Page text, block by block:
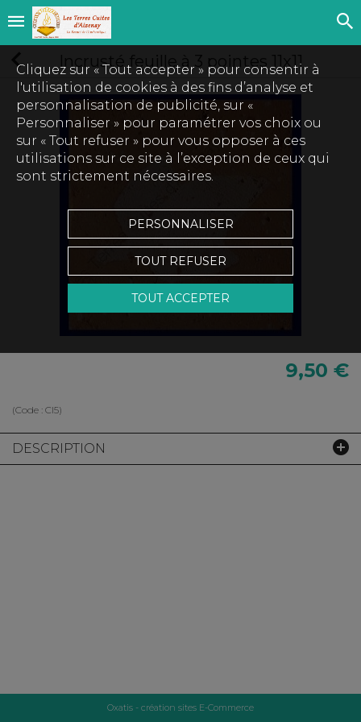
Incrusté feuille à 3 pointes 11x11
9,50 €
(Code : CI5)
DESCRIPTION
Cliquez sur « Tout accepter » pour consentir à
l'utilisation de cookies à des fins d’analyse et
personnalisation de publicité, sur «
Personnaliser » pour paramétrer vos choix ou
sur « Tout refuser » pour vous opposer à ces
utilisations sur ce site à l’exception de ceux qui
sont strictement nécessaires.
PERSONNALISER
TOUT REFUSER
TOUT ACCEPTER
Oxatis - création sites E-Commerce